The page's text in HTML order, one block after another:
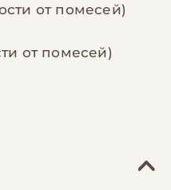
от помесей)
от помесей)